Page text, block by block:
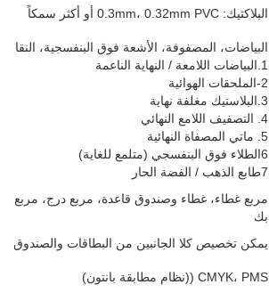
البلاكتيك: 0.3mm، 0.32mm PVC أو أكثر سمكاً
البياضات، المصفوفة، الأشعة فوق البنفسجية،
1.البياضات اللامعة / النهاية الناعمة
2-الملحقات الهوائية
3.البلاستيك مغلفة نهاية
4. التصفيف اللامع النهائي
5. ماتي المصفاة النهائية
6الطلاء فوق البنفسجي (متلمع للغاية)
7طابع الذهب / الفضة الحار
مربع غطاء، غطاء وصندوق قاعدة، مربع درج،
بك
يمكن تخصيص كلا الجانبين من البطاقات والصندوق
CMYK، PMS ((نظام مطابقة بانتون)